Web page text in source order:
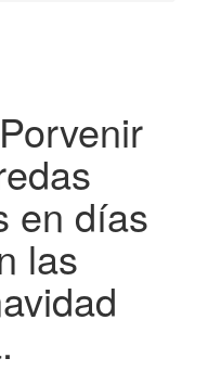
en días
las